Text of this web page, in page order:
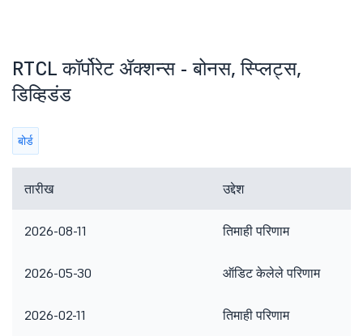
RTCL कॉर्पोरेट ॲक्शन्स - बोनस, स्प्लिट्स,
डिव्हिडंड
बोर्ड
तारीख उद्देश
2026-08-11 तिमाही परिणाम
2026-05-30 ऑडिट केलेले परिणाम
2026-02-11 तिमाही परिणाम